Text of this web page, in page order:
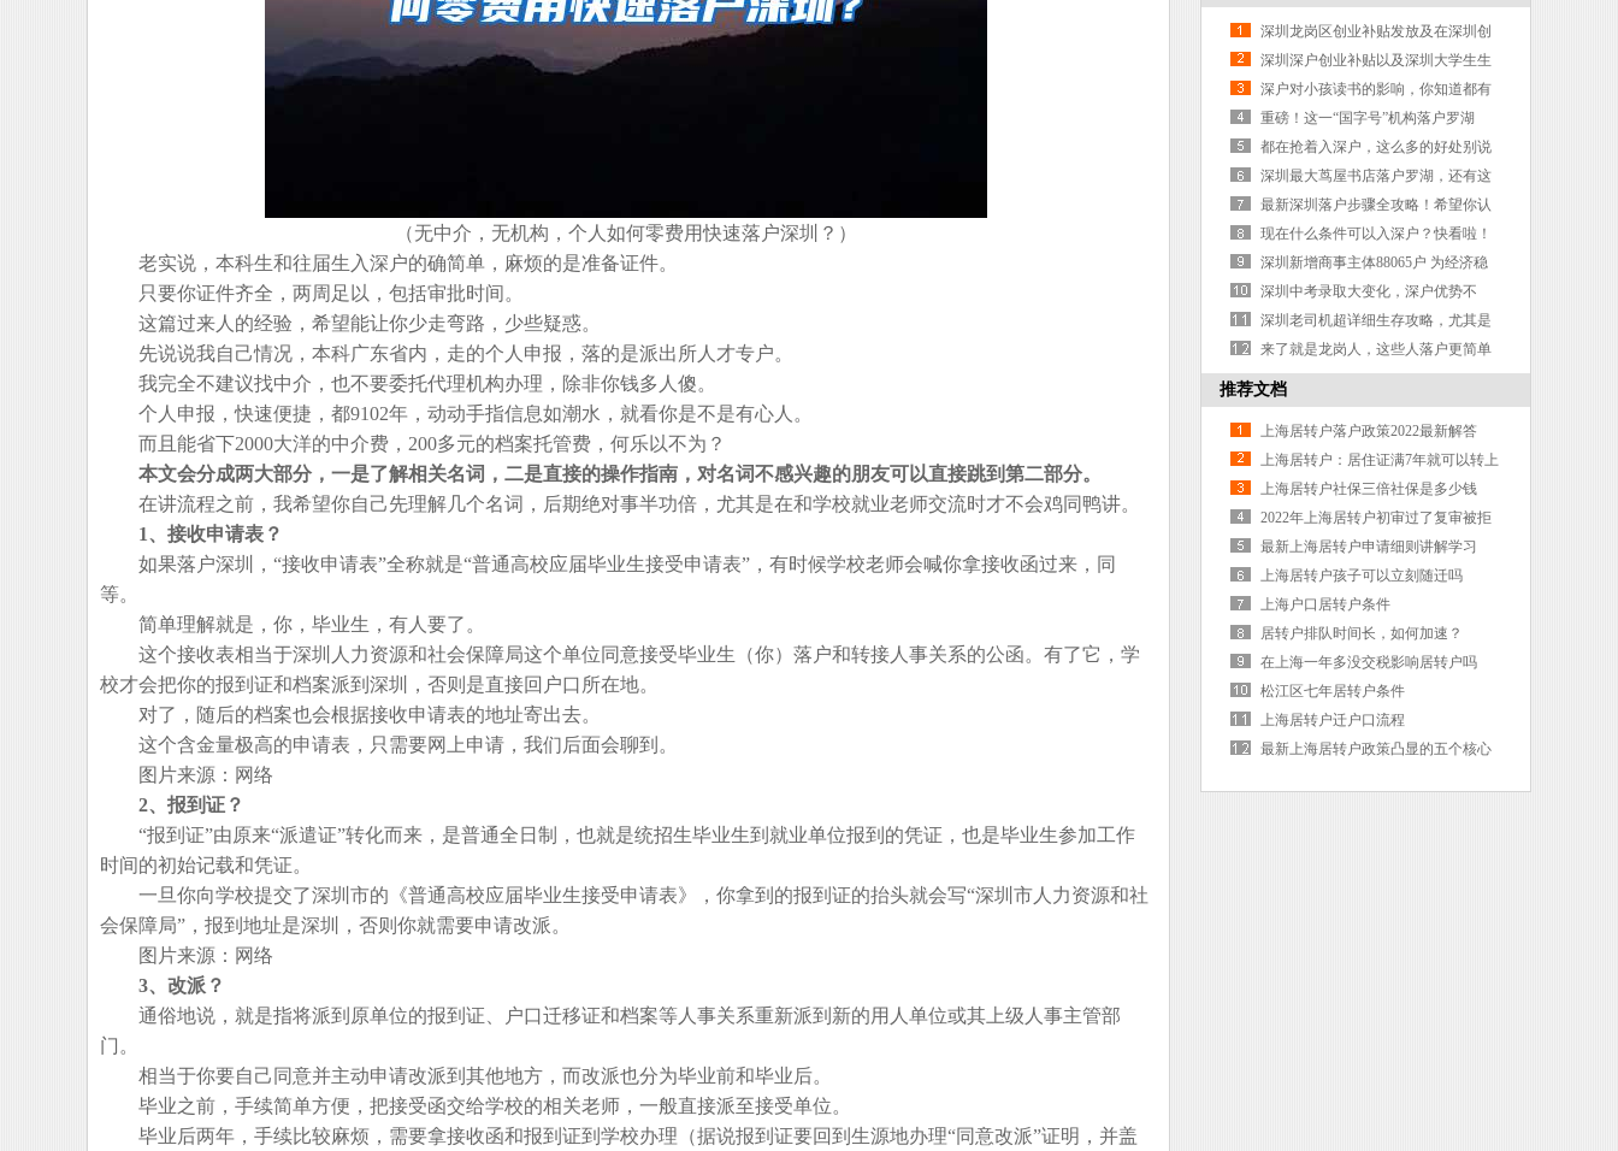
（无中介，无机构，个人如何零费用快速落户深圳？）
老实说，本科生和往届生入深户的确简单，麻烦的是准备证件。
只要你证件齐全，两周足以，包括审批时间。
这篇过来人的经验，希望能让你少走弯路，少些疑惑。
先说说我自己情况，本科广东省内，走的个人申报，落的是派出所人才专户。
我完全不建议找中介，也不要委托代理机构办理，除非你钱多人傻。
个人申报，快速便捷，都9102年，动动手指信息如潮水，就看你是不是有心人。
而且能省下2000大洋的中介费，200多元的档案托管费，何乐以不为？
本文会分成两大部分，一是了解相关名词，二是直接的操作指南，对名词不感兴趣的朋友可以直接跳到第二部分。
在讲流程之前，我希望你自己先理解几个名词，后期绝对事半功倍，尤其是在和学校就业老师交流时才不会鸡同鸭讲。
1、接收申请表？
如果落户深圳，“接收申请表”全称就是“普通高校应届毕业生接受申请表”，有时候学校老师会喊你拿接收函过来，同
等。
简单理解就是，你，毕业生，有人要了。
这个接收表相当于深圳人力资源和社会保障局这个单位同意接受毕业生（你）落户和转接人事关系的公函。有了它，学
校才会把你的报到证和档案派到深圳，否则是直接回户口所在地。
对了，随后的档案也会根据接收申请表的地址寄出去。
这个含金量极高的申请表，只需要网上申请，我们后面会聊到。
图片来源：网络
2、报到证？
“报到证”由原来“派遣证”转化而来，是普通全日制，也就是统招生毕业生到就业单位报到的凭证，也是毕业生参加工作
时间的初始记载和凭证。
一旦你向学校提交了深圳市的《普通高校应届毕业生接受申请表》，你拿到的报到证的抬头就会写“深圳市人力资源和社
会保障局”，报到地址是深圳，否则你就需要申请改派。
图片来源：网络
3、改派？
通俗地说，就是指将派到原单位的报到证、户口迁移证和档案等人事关系重新派到新的用人单位或其上级人事主管部
门。
相当于你要自己同意并主动申请改派到其他地方，而改派也分为毕业前和毕业后。
毕业之前，手续简单方便，把接受函交给学校的相关老师，一般直接派至接受单位。
毕业后两年，手续比较麻烦，需要拿接收函和报到证到学校办理（据说报到证要回到生源地办理“同意改派”证明，并盖
深圳龙岗区创业补贴发放及在深圳创
业有资金补贴吗？
深圳深户创业补贴以及深圳大学生生
创业补贴
深户对小孩读书的影响，你知道都有
哪些吗？
重磅！这一“国字号”机构落户罗湖
都在抢着入深户，这么多的好处别说
你没有动心？
深圳最大茑屋书店落户罗湖，还有这
些文创新势力将涌现
最新深圳落户步骤全攻略！希望你认
真阅读，不要走我踩过的坑！
现在什么条件可以入深户？快看啦！
深圳新增商事主体88065户 为经济稳
增长注入“新鲜血液”
深圳中考录取大变化，深户优势不
再？
深圳老司机超详细生存攻略，尤其是
毕业生务必看看
来了就是龙岗人，这些人落户更简单
啦！超全攻略来袭
推荐文档
上海居转户落户政策2022最新解答
上海居转户：居住证满7年就可以转上
海户口吗？
上海居转户社保三倍社保是多少钱
2022年上海居转户初审过了复审被拒
概率0
最新上海居转户申请细则讲解学习
上海居转户孩子可以立刻随迁吗
上海户口居转户条件
居转户排队时间长，如何加速？
在上海一年多没交税影响居转户吗
松江区七年居转户条件
上海居转户迁户口流程
最新上海居转户政策凸显的五个核心